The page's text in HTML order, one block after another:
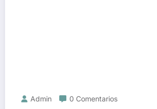
Admin 0 Comentarios